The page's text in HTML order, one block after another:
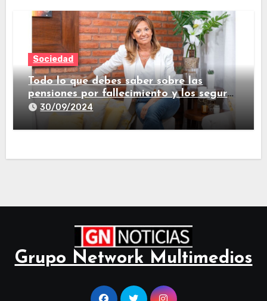
Sociedad
Todo lo que debes saber sobre las
pensiones por fallecimiento y los seguros
de vida
30/09/2024
Grupo Network Multimedios